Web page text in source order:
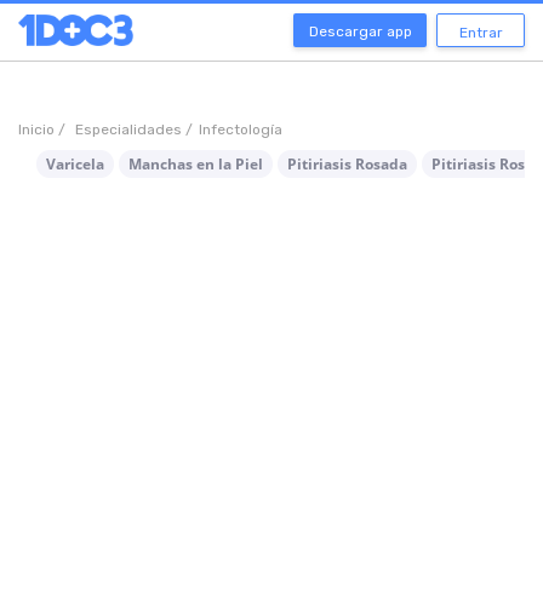
Descargar app Entrar
Inicio / Especialidades / Infectología
Varicela Manchas en la Piel Pitiriasis Rosada Pitiriasis